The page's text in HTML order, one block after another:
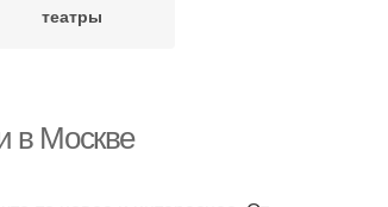
театры
в Москве